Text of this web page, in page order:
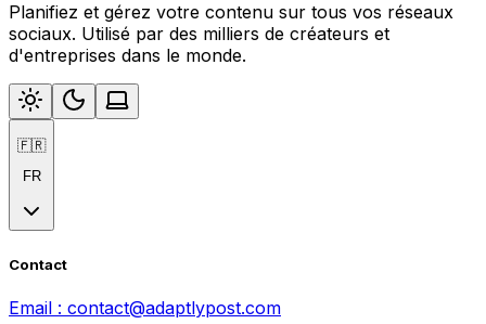
Planifiez et gérez votre contenu sur tous vos réseaux
sociaux. Utilisé par des milliers de créateurs et
d'entreprises dans le monde.
🇫🇷
FR
Contact
Email : contact@adaptlypost.com